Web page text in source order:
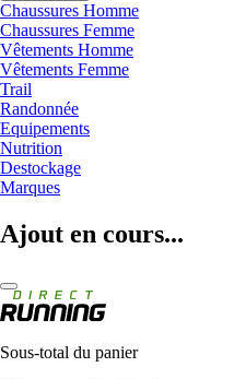
Chaussures Homme
Chaussures Femme
Vêtements Homme
Vêtements Femme
Trail
Randonnée
Equipements
Nutrition
Destockage
Marques
Ajout en cours...
Sous-total du panier